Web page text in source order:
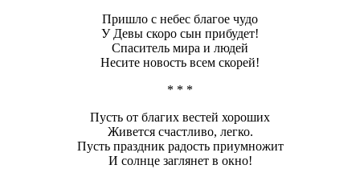
Пришло с небес благое чудо
У Девы скоро сын прибудет!
Спаситель мира и людей
Несите новость всем скорей!
* * *
Пусть от благих вестей хороших
Живется счастливо, легко.
Пусть праздник радость приумножит
И солнце заглянет в окно!